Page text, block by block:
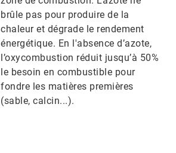
brûle pas pour produire de la
chaleur et dégrade le rendement
énergétique. En l'absence d’azote,
l’oxycombustion réduit jusqu’à 50%
le besoin en combustible pour
fondre les matières premières
(sable, calcin...).